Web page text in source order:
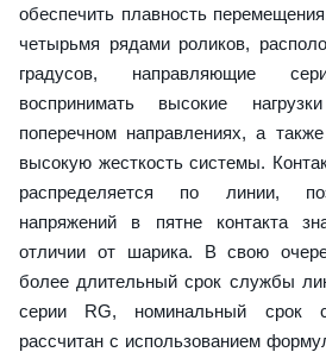
обеспечить плавность
четырьмя рядами роликов,
градусов, направляющие
воспринимать высокие
поперечном направлениях, а
высокую жесткость системы.
распределяется по линии,
напряжений в пятне контакта
отличии от шарика. В свою
более длительный срок службы
серии RG, номинальный срок
рассчитан с использованием